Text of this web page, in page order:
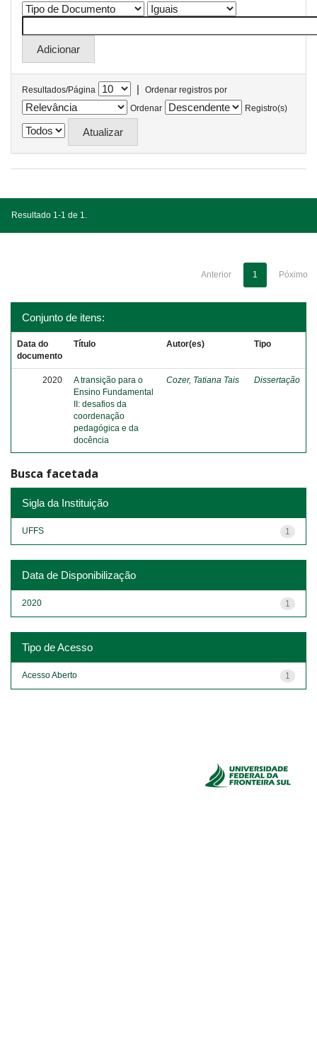
Resultados/Página |
Ordenar registros por
Ordenar
Registro(s)
Resultado 1-1 de 1.
Anterior 1 Póximo
Conjunto de itens:
Data do
documento
Título Autor(es) Tipo
2020
A transição para o
Ensino Fundamental
II: desafios da
coordenação
pedagógica e da
docência
Cozer, Tatiana Tais Dissertação
Busca facetada
Sigla da Instituição
1
UFFS
Data de Disponibilização
1
2020
Tipo de Acesso
1
Acesso Aberto